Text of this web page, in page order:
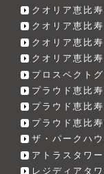
クオリア恵比
クオリア恵比
クオリア恵比
クオリア恵比
プロスペクト
プラウド恵比寿
プラウド恵比
プラウド恵比
ザ・パークハ
アトラスタワ
レジディアタ